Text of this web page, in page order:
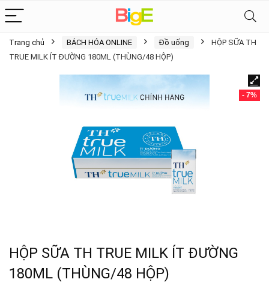
Trang chủ BÁCH HÓA ONLINE Đồ uống
HỘP SỮA TH
TRUE MILK ÍT ĐƯỜNG 180ML (THÙNG/48 HỘP)
- 7%
HỘP SỮA TH TRUE MILK ÍT ĐƯỜNG
180ML (THÙNG/48 HỘP)